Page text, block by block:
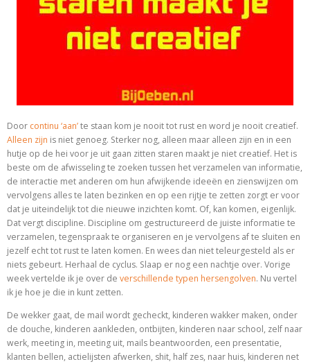
Door continu ‘aan’te staan kom je nooit tot rust en word je nooit creatief.
Alleen zijn is niet genoeg. Sterker nog, alleen maar alleen zijn en in een
hutje op de hei voor je uit gaan zitten staren maakt je niet creatief. Het is
beste om de afwisseling te zoeken tussen het verzamelen van informatie,
de interactie met anderen om hun afwijkende ideeën en zienswijzen om
vervolgens alles te laten bezinken en op een rijtje te zetten zorgt er voor
dat je uiteindelijk tot die nieuwe inzichten komt. Of, kan komen, eigenlijk.
Dat vergt discipline. Discipline om gestructureerd de juiste informatie te
verzamelen, tegenspraak te organiseren en je vervolgens af te sluiten en
jezelf echt tot rust te laten komen. En wees dan niet teleurgesteld als er
niets gebeurt. Herhaal de cyclus. Slaap er nog een nachtje over. Vorige
week vertelde ik je over de verschillende typen hersengolven. Nu vertel
ik je hoe je die in kunt zetten.
De wekker gaat, de mail wordt gecheckt, kinderen wakker maken, onder
de douche, kinderen aankleden, ontbijten, kinderen naar school, zelf naar
werk, meeting in, meeting uit, mails beantwoorden, een presentatie,
klanten bellen, actielijsten afwerken, shit, half zes, naar huis, kinderen net